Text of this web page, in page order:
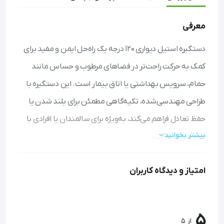
معرفی
دستگیره استیل دیواری 120 درجه یک راه‌حل ایمن و مفید برای
کمک به حرکت راحت‌تر در فضاهای مرطوب و حساس مانند
حمام، سرویس بهداشتی یا اتاق بیمار است. این دستگیره با
طراحی مهندسی‌شده، تکیه‌گاهی مطمئن برای بلند شدن یا
حفظ تعادل فراهم می‌کند، به‌ویژه برای سالمندان یا افرادی با
محدودیت حرکتی.
محکم، به شما کمک می‌کند تا با اطمینان بیشتر حرکت کنید و
باعث می‌شود سال‌ها بدون خرابی در محیط‌های مرطوب مانند
بیشتر بخوانید
امتیاز و دیدگاه کاربران
از 5